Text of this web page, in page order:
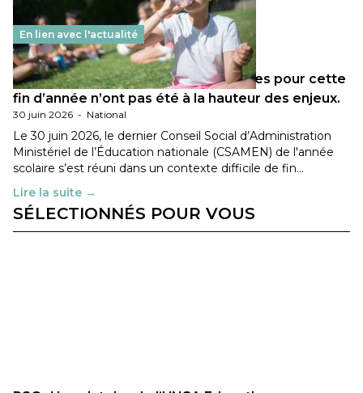
En lien avec l'actualité
Les décisions ministérielles attendues pour cette
fin d’année n’ont pas été à la hauteur des enjeux.
30 juin 2026 - National
Le 30 juin 2026, le dernier Conseil Social d’Administration
Ministériel de l’Éducation nationale (CSAMEN) de l'année
scolaire s’est réuni dans un contexte difficile de fin…
Lire la suite →
SÉLECTIONNÉS POUR VOUS